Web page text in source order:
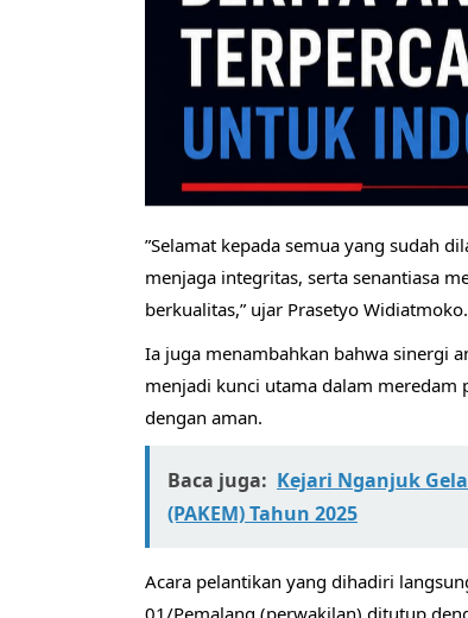
​”Selamat kepada semua yang sudah
menjaga integritas, serta senantiasa
berkualitas,” ujar Prasetyo Widiatmoko.
​Ia juga menambahkan bahwa sinergi
menjadi kunci utama dalam
dengan aman.
Baca juga: Kejari Nganjuk
(PAKEM) Tahun 2025
​Acara pelantikan yang dihadiri